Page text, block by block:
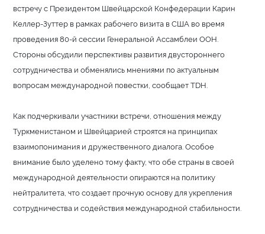
встречу с Президентом Швейцарской Конфедерации Карин
Келлер-Зуттер в рамках рабочего визита в США во время
проведения 80-й сессии Генеральной Ассамблеи ООН.
Стороны обсудили перспективы развития двустороннего
сотрудничества и обменялись мнениями по актуальным
вопросам международной повестки, сообщает TDH.
Как подчеркивали участники встречи, отношения между
Туркменистаном и Швейцарией строятся на принципах
взаимопонимания и дружественного диалога. Особое
внимание было уделено тому факту, что обе страны в своей
международной деятельности опираются на политику
нейтралитета, что создает прочную основу для укрепления
сотрудничества и содействия международной стабильности.